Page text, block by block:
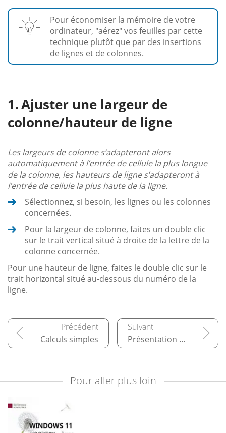
Pour économiser la mémoire de votre
ordinateur, "aérez" vos feuilles par cette
technique plutôt que par des insertions
de lignes et de colonnes.
Ajuster une largeur de
colonne/hauteur de ligne
Les largeurs de colonne s’adapteront alors
automatiquement à l’entrée de cellule la plus longue
de la colonne, les hauteurs de ligne s’adapteront à
l’entrée de cellule la plus haute de la ligne.
Sélectionnez, si besoin, les lignes ou les colonnes
concernées.
Pour la largeur de colonne, faites un double clic
sur le trait vertical situé à droite de la lettre de la
colonne concernée.
Pour une hauteur de ligne, faites le double clic sur le
trait horizontal situé au-dessous du numéro de la
ligne.
Calculs simples Présentation des données/des cellules
Pour aller plus loin